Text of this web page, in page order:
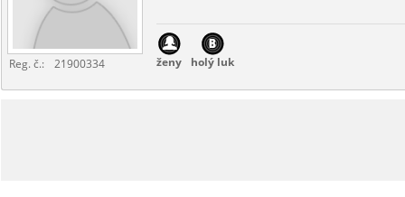
Reg. č.: 21900334 ženy holý luk